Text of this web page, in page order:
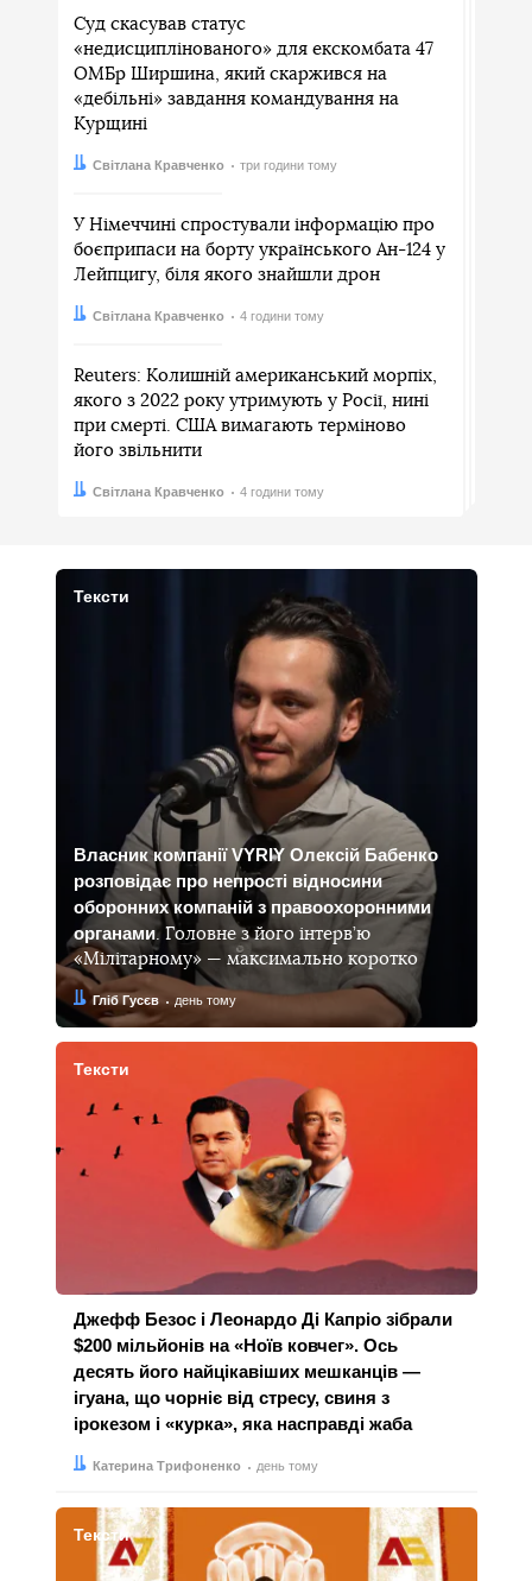
Суд скасував статус
«недисциплінованого» для екскомбата 47
ОМБр Ширшина, який скаржився на
«дебільні» завдання командування на
Курщині
Автор:
Світлана Кравченко
Дата: три години тому
У Німеччині спростували інформацію про
боєприпаси на борту українського Ан-124 у
Лейпцигу, біля якого знайшли дрон
Автор:
Світлана Кравченко
Дата: 4 години тому
Reuters: Колишній американський морпіх,
якого з 2022 року утримують у Росії, нині
при смерті. США вимагають терміново
його звільнити
Автор:
Світлана Кравченко
Дата: 4 години тому
Тексти
Власник компанії VYRIY Олексій Бабенко
розповідає про непрості відносини
оборонних компаній з правоохоронними
органами. Головне з його інтерв’ю
«Мілітарному» — максимально коротко
Автор:Гліб Гусєв
Дата: день тому
Тексти
Джефф Безос і Леонардо Ді Капріо зібрали
$200 мільйонів на «Ноїв ковчег». Ось
десять його найцікавіших мешканців —
ігуана, що чорніє від стресу, свиня з
ірокезом і «курка», яка насправді жаба
Автор:Катерина Трифоненко
Дата: день тому
Тексти